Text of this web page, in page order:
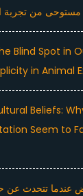
مستوحى من تجربة
Blind Spot in
in Animal
Beliefs:
Seem to
عندما تتحدث عن